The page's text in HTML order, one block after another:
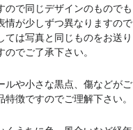
ので同じデザインのものでも
が少しずつ異なりますので
は写真と同じものをお送り
でご了承下さい。
ルや小さな黒点、傷などがご
徴ですのでご理解下さい。